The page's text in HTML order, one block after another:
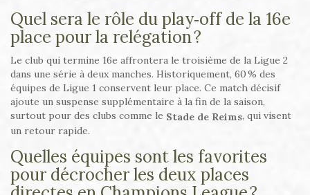
Quel sera le rôle du play‑off de la 16e
place pour la relégation ?
Le club qui termine 16e affrontera le troisième de la Ligue 2
dans une série à deux manches. Historiquement, 60 % des
équipes de Ligue 1 conservent leur place. Ce match décisif
ajoute un suspense supplémentaire à la fin de la saison,
surtout pour des clubs comme le Stade de Reims, qui visent
un retour rapide.
Quelles équipes sont les favorites
pour décrocher les deux places